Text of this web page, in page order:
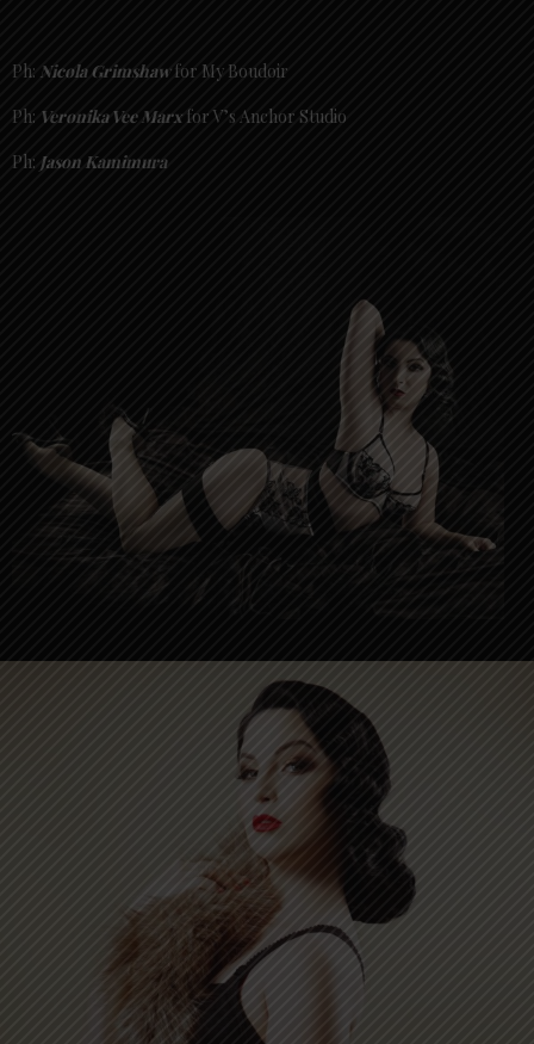
Ph: Nicola Grimshawfor My Boudoir
Ph: Veronika Vee Marx for V’s Anchor Studio
Ph: Jason Kamimura